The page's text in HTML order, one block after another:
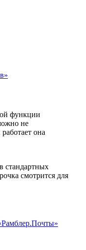
функции
не
она
стандартных
смотрится для